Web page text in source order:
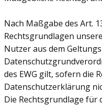
Nach Maßgabe des Art.
Rechtsgrundlagen
Nutzer aus dem
des EWG gilt, sofern die
Datenschutzerklärung
Die Rechtsgrundlage für